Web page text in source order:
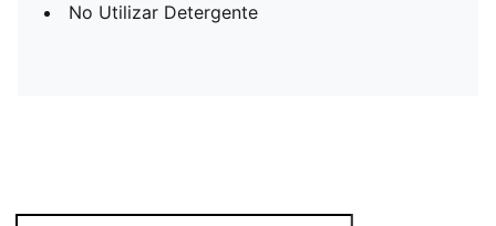
No Utilizar Detergente